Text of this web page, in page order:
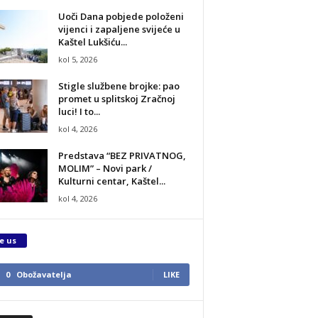
Uoči Dana pobjede položeni
vijenci i zapaljene svijeće u
Kaštel Lukšiću...
kol 5, 2026
Stigle službene brojke: pao
promet u splitskoj Zračnoj
luci! I to...
kol 4, 2026
Predstava “BEZ PRIVATNOG,
MOLIM” – Novi park /
Kulturni centar, Kaštel...
kol 4, 2026
us
0 Obožavatelja LIKE